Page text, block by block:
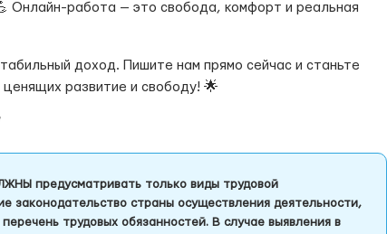
Онлайн-работа — это свобода, комфорт и реальная
доход. Пишите нам прямо сейчас и станьте
развитие и свободу! 🌟
предусматривать только виды трудовой
законодательство страны осуществления деятельности,
трудовых обязанностей. В случае выявления в